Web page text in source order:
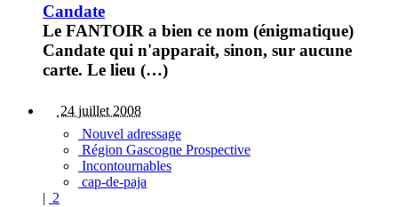
Candate
Le FANTOIR a bien ce nom (énigmatique)
Candate qui n'apparait, sinon, sur aucune
carte. Le lieu (…)
24 juillet 2008
Nouvel adressage
Région Gascogne Prospective
Incontournables
cap-de-paja
| 2